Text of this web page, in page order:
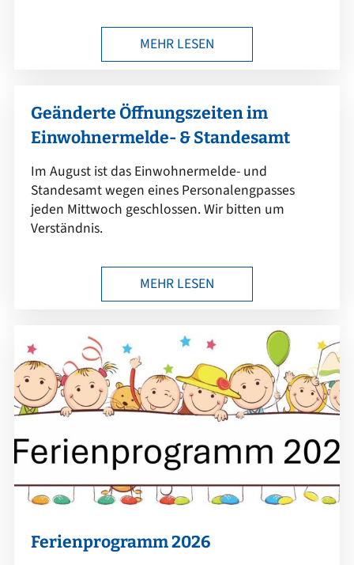
MEHR LESEN
Geänderte Öffnungszeiten im
Einwohnermelde- & Standesamt
Im August ist das Einwohnermelde- und
Standesamt wegen eines Personalengpasses
jeden Mittwoch geschlossen. Wir bitten um
Verständnis.
MEHR LESEN
Ferienprogramm 2026